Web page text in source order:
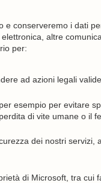
e conserveremo i dati
altre
per:
ad azioni legali
esempio per evitare
di vite umane o il
dei nostri
di Microsoft, tra cui